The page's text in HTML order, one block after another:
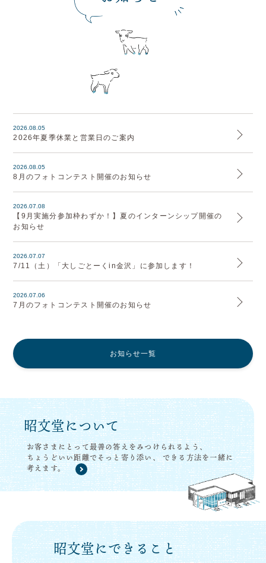
2026.08.05
2026年夏季休業と営業日のご案内
2026.08.05
8月のフォトコンテスト開催のお知らせ
2026.07.08
【9月実施分参加枠わずか！】夏のインターンシップ開催の
お知らせ
2026.07.07
7/11（土）「大しごとーくin金沢」に参加します！
2026.07.06
7月のフォトコンテスト開催のお知らせ
お知らせ一覧
昭文堂について
お客さまにとって最善の答えをみつけられるよう、
ちょうどいい距離でそっと寄り添い、できる方法を一緒に
考えます。
昭文堂にできること